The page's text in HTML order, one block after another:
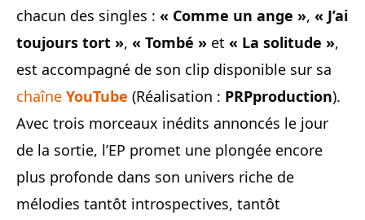
chacun des singles : « Comme un ange », « J’ai
toujours tort », « Tombé » et « La solitude »,
est accompagné de son clip disponible sur sa
chaîne YouTube (Réalisation : PRPproduction).
Avec trois morceaux inédits annoncés le jour
de la sortie, l’EP promet une plongée encore
plus profonde dans son univers riche de
mélodies tantôt introspectives, tantôt